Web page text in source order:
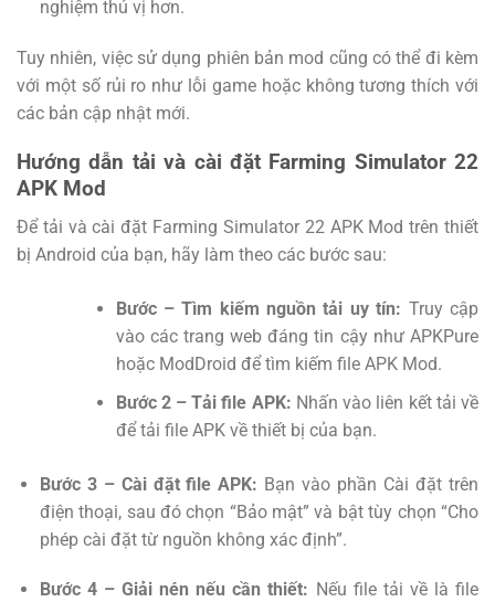
nghiệm thú vị hơn.
Tuy nhiên, việc sử dụng phiên bản mod cũng có thể đi kèm
với một số rủi ro như lỗi game hoặc không tương thích với
các bản cập nhật mới.
Hướng dẫn tải và cài đặt Farming Simulator 22
APK Mod
Để tải và cài đặt Farming Simulator 22 APK Mod trên thiết
bị Android của bạn, hãy làm theo các bước sau:
Bước – Tìm kiếm nguồn tải uy tín: Truy cập
vào các trang web đáng tin cậy như APKPure
hoặc ModDroid để tìm kiếm file APK Mod.
Bước 2 – Tải file APK: Nhấn vào liên kết tải về
để tải file APK về thiết bị của bạn.
Bước 3 – Cài đặt file APK: Bạn vào phần Cài đặt trên
điện thoại, sau đó chọn “Bảo mật” và bật tùy chọn “Cho
phép cài đặt từ nguồn không xác định”.
Bước 4 – Giải nén nếu cần thiết: Nếu file tải về là file